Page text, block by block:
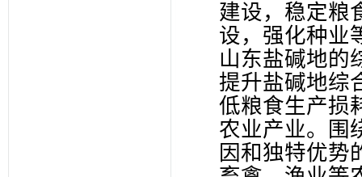
建设，稳定粮
设，强化种业
山东盐碱地的
提升盐碱地综
低粮食生产损
农业产业。围
因和独特优势